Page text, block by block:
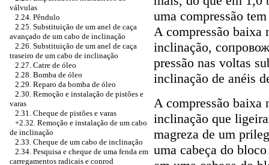
válvulas
2.24. Pêndulo
2.25. Substituição de um anel de caça
avançado de um cabo de inclinação
2.26. Substituição de um anel de caça
traseiro de um cabo de inclinação
2.27. Catre de óleo
2.28. Bomba de óleo
2.29. Reparo da bomba de óleo
2.30. Remoção e instalação de pistões e
varas
2.31. Cheque de pistões e varas
+2.32. Remoção e instalação de um cabo
de inclinação
2.33. Cheque de um cabo de inclinação
2.34. Pesquisa e cheque de uma fenda em
carregamentos radicais e conrod
uma compressão
A compressão baixa
inclinação,
pressão nas voltas
inclinação de anéis
A compressão baixa
inclinação que
magreza de um
uma cabeça do